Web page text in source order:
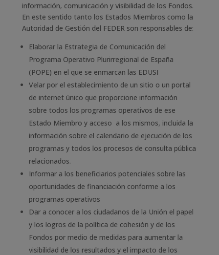
información, comunicación y visibilidad de los Fondos.
En este sentido tanto los Estados Miembros como la
Autoridad de Gestión del FEDER son responsables de:
Elaborar la Estrategia de Comunicación del
Programa Operativo Plurirregional de España
(POPE) en el que se enmarcan las EDUSI
Velar por el establecimiento de un sitio o un portal
de internet único que proporcione información
sobre todos los programas operativos de ese
Estado Miembro y acceso a los mismos, incluida la
información sobre el calendario de ejecución de los
programas y todos los procesos de consulta pública
relacionados.
Informar a los beneficiarios potenciales sobre las
oportunidades de financiación conforme a los
programas operativos
Dar a conocer a los ciudadanos de la Unión el papel
y los logros de la política de cohesión y de los
Fondos por medio de medidas para aumentar la
visibilidad de los resultados y el impacto de los